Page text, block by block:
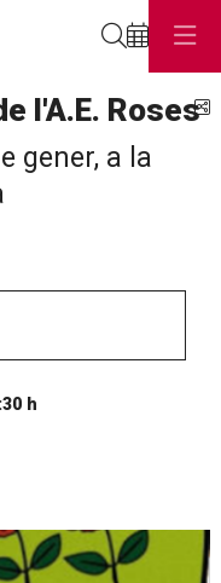
l'A.E. Roses
gener, a la
h